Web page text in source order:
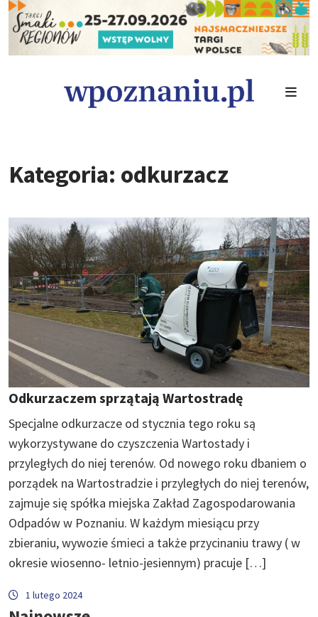
Kategoria: odkurzacz
Odkurzaczem sprzątają Wartostradę
Specjalne odkurzacze od stycznia tego roku są
wykorzystywane do czyszczenia Wartostady i
przyległych do niej terenów. Od nowego roku dbaniem o
porządek na Wartostradzie i przyległych do niej terenów,
zajmuje się spółka miejska Zakład Zagospodarowania
Odpadów w Poznaniu. W każdym miesiącu przy
zbieraniu, wywozie śmieci a także przycinaniu trawy ( w
okresie wiosenno- letnio-jesiennym) pracuje […]
1 lutego 2024